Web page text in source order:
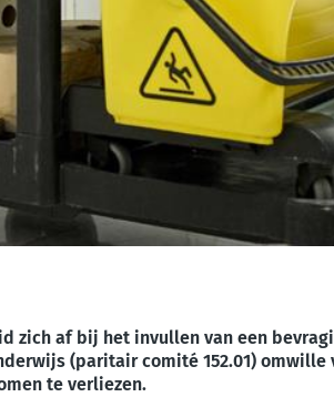
zich af bij het invullen van een
(paritair comité 152.01) omwille
te verliezen.